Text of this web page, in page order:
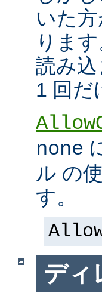
いた
りま
読み
1 回だ
none
ル の
す。
ディ